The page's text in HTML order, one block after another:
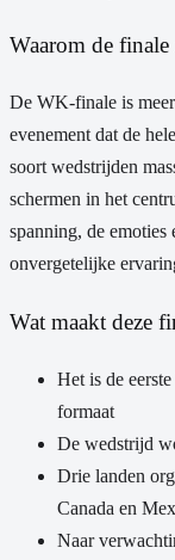
Waarom de
De WK-finale is
evenement dat de
soort wedstrijden
schermen in het
spanning, de emoties
onvergetelijke
Wat maakt deze
Het is de
formaat
De wedstrijd
Drie landen
Canada en
Naar